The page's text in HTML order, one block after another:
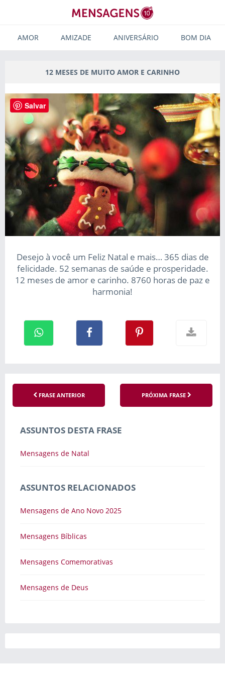
AMOR AMIZADE ANIVERSÁRIO BOM DIA
12 MESES DE MUITO AMOR E CARINHO
Desejo à você um Feliz Natal e mais… 365 dias de
felicidade. 52 semanas de saúde e prosperidade.
12 meses de amor e carinho. 8760 horas de paz e
harmonia!
FRASE ANTERIOR PRÓXIMA FRASE
ASSUNTOS DESTA FRASE
Mensagens de Natal
ASSUNTOS RELACIONADOS
Mensagens de Ano Novo 2025
Mensagens Bíblicas
Mensagens Comemorativas
Mensagens de Deus
Salvar